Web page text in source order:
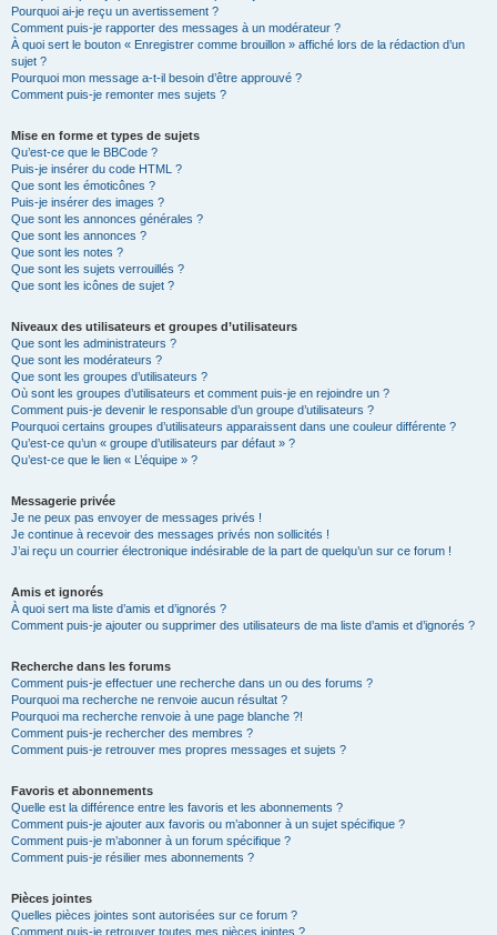
Pourquoi ai-je reçu un avertissement ?
Comment puis-je rapporter des messages à un modérateur ?
À quoi sert le bouton « Enregistrer comme brouillon » affiché lors de la rédaction d’un
sujet ?
Pourquoi mon message a-t-il besoin d’être approuvé ?
Comment puis-je remonter mes sujets ?
Mise en forme et types de sujets
Qu’est-ce que le BBCode ?
Puis-je insérer du code HTML ?
Que sont les émoticônes ?
Puis-je insérer des images ?
Que sont les annonces générales ?
Que sont les annonces ?
Que sont les notes ?
Que sont les sujets verrouillés ?
Que sont les icônes de sujet ?
Niveaux des utilisateurs et groupes d’utilisateurs
Que sont les administrateurs ?
Que sont les modérateurs ?
Que sont les groupes d’utilisateurs ?
Où sont les groupes d’utilisateurs et comment puis-je en rejoindre un ?
Comment puis-je devenir le responsable d’un groupe d’utilisateurs ?
Pourquoi certains groupes d’utilisateurs apparaissent dans une couleur différente ?
Qu’est-ce qu’un « groupe d’utilisateurs par défaut » ?
Qu’est-ce que le lien « L’équipe » ?
Messagerie privée
Je ne peux pas envoyer de messages privés !
Je continue à recevoir des messages privés non sollicités !
J’ai reçu un courrier électronique indésirable de la part de quelqu’un sur ce forum !
Amis et ignorés
À quoi sert ma liste d’amis et d’ignorés ?
Comment puis-je ajouter ou supprimer des utilisateurs de ma liste d’amis et d’ignorés ?
Recherche dans les forums
Comment puis-je effectuer une recherche dans un ou des forums ?
Pourquoi ma recherche ne renvoie aucun résultat ?
Pourquoi ma recherche renvoie à une page blanche ?!
Comment puis-je rechercher des membres ?
Comment puis-je retrouver mes propres messages et sujets ?
Favoris et abonnements
Quelle est la différence entre les favoris et les abonnements ?
Comment puis-je ajouter aux favoris ou m’abonner à un sujet spécifique ?
Comment puis-je m’abonner à un forum spécifique ?
Comment puis-je résilier mes abonnements ?
Pièces jointes
Quelles pièces jointes sont autorisées sur ce forum ?
Comment puis-je retrouver toutes mes pièces jointes ?